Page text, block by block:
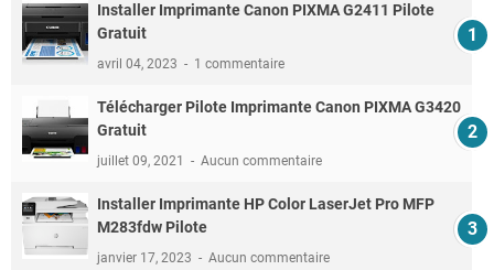
Installer Imprimante Canon PIXMA G2411 Pilote
Gratuit
avril 04, 2023 1 commentaire
Télécharger Pilote Imprimante Canon PIXMA G3420
Gratuit
juillet 09, 2021 Aucun commentaire
Installer Imprimante HP Color LaserJet Pro MFP
M283fdw Pilote
janvier 17, 2023 Aucun commentaire